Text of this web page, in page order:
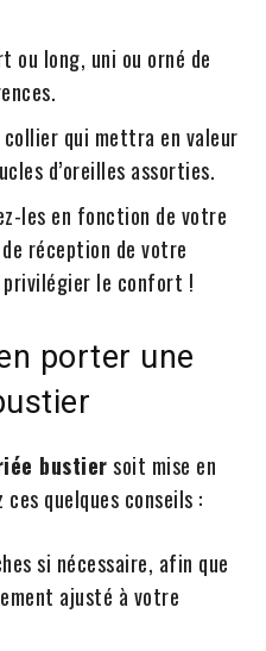
ou long, uni ou orné de
collier qui mettra en valeur
d’oreilles assorties.
les en fonction de votre
réception de votre
privilégier le confort !
porter une
bustiersoit mise en
quelques conseils :
si nécessaire, afin que
ajusté à votre